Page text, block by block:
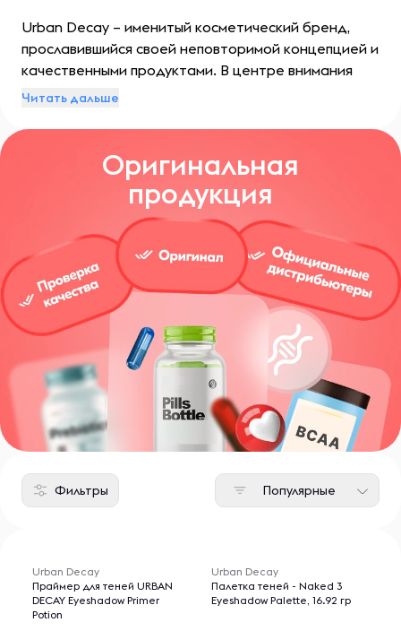
Urban Decay – именитый косметический бренд,
прославившийся своей неповторимой концепцией и
качественными продуктами. В центре внимания
компании находится принцип самовыражения и
демонстрации смелых образов. Благодаря
необычным цветовым гаммам и инновационным
текстурам бренд стал настоящим
революционером в индустрии красоты.
Читать дальше
Оригинальная
продукция
Фильтры Популярные
Urban Decay
Праймер для теней URBAN
DECAY Eyeshadow Primer
Potion
Urban Decay
Палетка теней - Naked 3
Eyeshadow Palette, 16.92 гр